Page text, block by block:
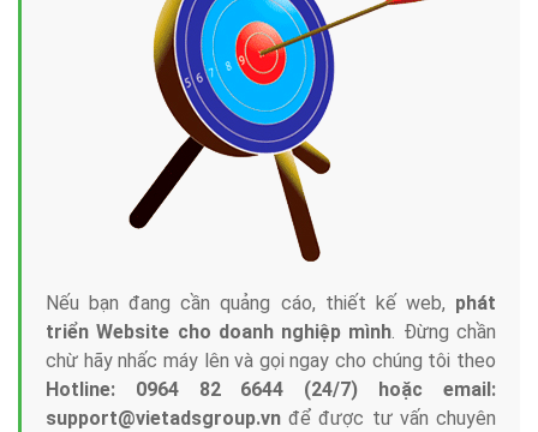
Nếu bạn đang cần quảng cáo, thiết kế web, phát
triển Website cho doanh nghiệp mình. Đừng chần
chừ hãy nhấc máy lên và gọi ngay cho chúng tôi theo
Hotline: 0964 82 6644 (24/7) hoặc email:
support@vietadsgroup.vn để được tư vấn chuyên